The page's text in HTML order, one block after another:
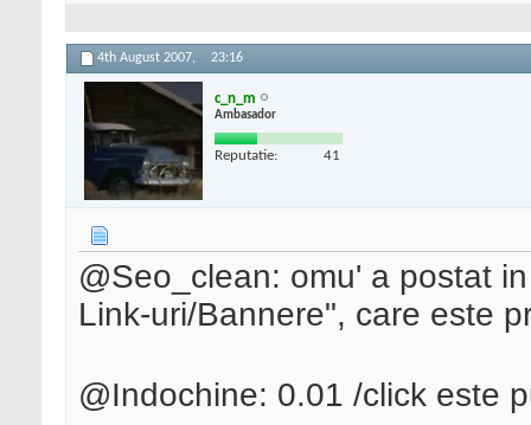
4th August 2007, 23:16
c_n_m
Ambasador
Reputatie: 41
@Seo_clean: omu' a postat
Link-uri/Bannere", care este
@Indochine: 0.01 /click este